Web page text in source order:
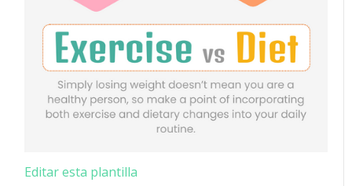
Editar esta plantilla